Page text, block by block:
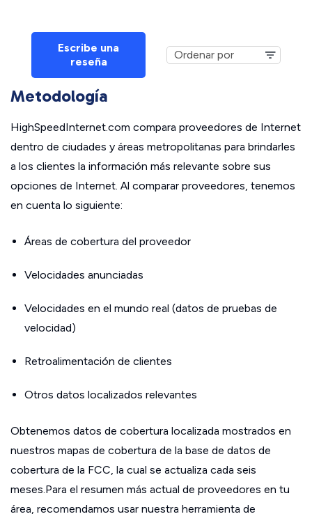
Escribe una
reseña
Metodología
HighSpeedInternet.com compara proveedores de Internet
dentro de ciudades y áreas metropolitanas para brindarles
a los clientes la información más relevante sobre sus
opciones de Internet. Al comparar proveedores, tenemos
en cuenta lo siguiente:
Áreas de cobertura del proveedor
Velocidades anunciadas
Velocidades en el mundo real (datos de pruebas de
velocidad)
Retroalimentación de clientes
Otros datos localizados relevantes
Obtenemos datos de cobertura localizada mostrados en
nuestros mapas de cobertura de la base de datos de
cobertura de la FCC, la cual se actualiza cada seis
meses.Para el resumen más actual de proveedores en tu
área, recomendamos usar nuestra herramienta de